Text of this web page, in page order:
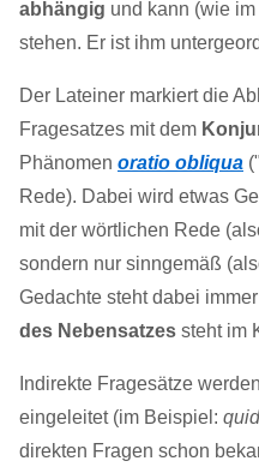
abhängig und kann (wie
stehen. Er ist ihm
Der Lateiner markiert die
Fragesatzes mit dem
Phänomen oratio obliqua
Rede). Dabei wird etwas
mit der wörtlichen Rede
sondern nur sinngemäß
Gedachte steht dabei
des Nebensatzes steht im
Indirekte Fragesätze
eingeleitet (im Beispiel: quid
direkten Fragen schon